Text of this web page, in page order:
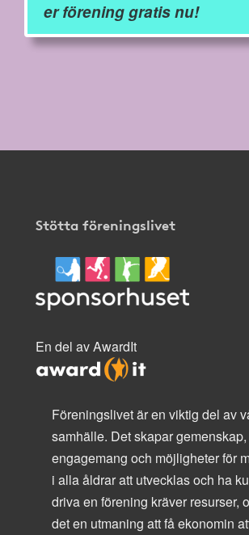
er förening gratis nu!
Stötta föreningslivet
En del av AwardIt
Föreningslivet är en viktig del av
samhälle. Det skapar gemenskap,
engagemang och möjligheter för
i alla åldrar att utvecklas och ha
driva en förening kräver resurser,
det en utmaning att få ekonomin